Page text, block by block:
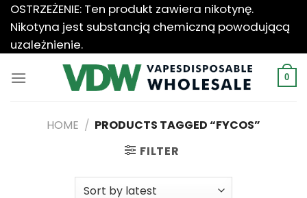
Przewiń
do
zawartości
OSTRZEŻENIE: Ten produkt zawiera nikotynę.
Nikotyna jest substancją chemiczną powodującą
uzależnienie.
0
HOME / PRODUCTS TAGGED “FYCOS”
FILTER